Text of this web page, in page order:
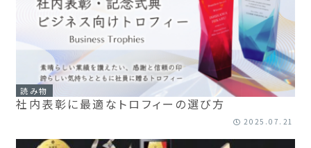
読み物
社内表彰に最適なトロフィーの選び方
2025.07.21